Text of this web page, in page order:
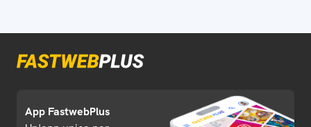
App FastwebPlus